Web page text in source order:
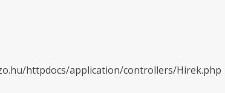
httpdocs/application/controllers/Hirek.php